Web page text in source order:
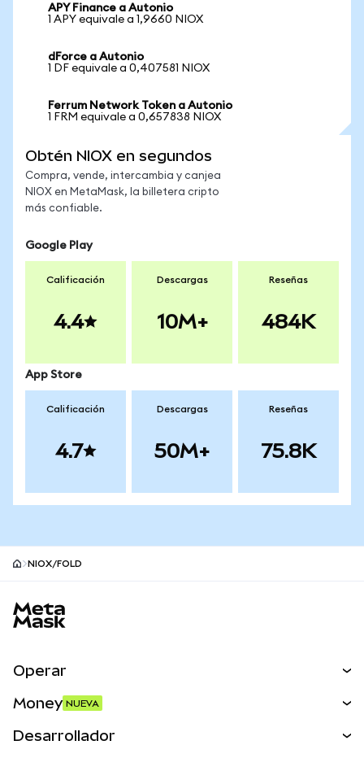
APY Finance a Autonio
1 APY equivale a 1,9660 NIOX
dForce a Autonio
1 DF equivale a 0,407581 NIOX
Ferrum Network Token a Autonio
1 FRM equivale a 0,657838 NIOX
Obtén NIOX en segundos
Compra, vende, intercambia y canjea
NIOX en MetaMask, la billetera cripto
más confiable.
Google Play
Calificación
4.4
Descargas
10M+
Reseñas
484K
App Store
Calificación
4.7
Descargas
50M+
Reseñas
75.8K
NIOX/FOLD
Operar
Money NUEVA
Desarrollador